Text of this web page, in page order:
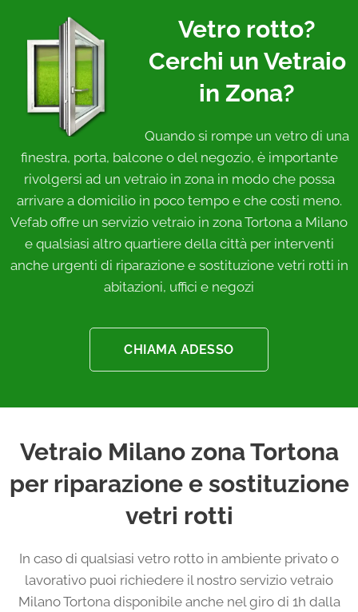
Vetro rotto?
Cerchi un Vetraio
in Zona?
Quando si rompe un vetro di una
finestra, porta, balcone o del negozio, è importante
rivolgersi ad un vetraio in zona in modo che possa
arrivare a domicilio in poco tempo e che costi meno.
Vefab offre un servizio vetraio in zona Tortona a Milano
e qualsiasi altro quartiere della città per interventi
anche urgenti di riparazione e sostituzione vetri rotti in
abitazioni, uffici e negozi
CHIAMA ADESSO
Vetraio Milano zona Tortona
per riparazione e sostituzione
vetri rotti
In caso di qualsiasi vetro rotto in ambiente privato o
lavorativo puoi richiedere il nostro servizio vetraio
Milano Tortona disponibile anche nel giro di 1h dalla